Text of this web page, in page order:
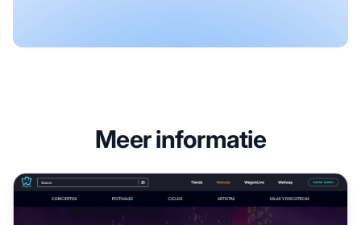
Meer informatie
Wegow Affiliate Programma